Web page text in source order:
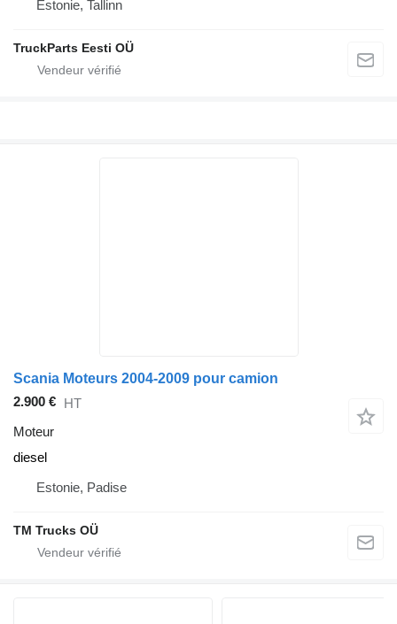
Estonie, Tallinn
TruckParts Eesti OÜ
Scania Moteurs 2004-2009 pour camion
2.900 € HT
Moteur
diesel
Estonie, Padise
TM Trucks OÜ